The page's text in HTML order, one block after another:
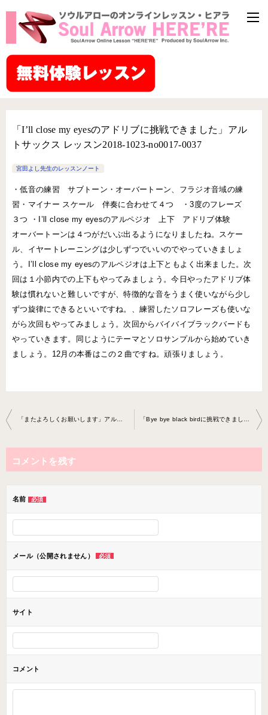
「I’ll close my eyesのアドリブに挑戦できました」アル
トサックス レッスン2018-1023-no0017-0037
宮田よし先生のレッスンノート
・低音の練習 サブトーン・オーバートーン、フラジオ音域の練
習・マイナー スケール 伴奏に合わせて４つ ・3度のフレーズ
３つ ・I’ll close my eyesのアルペジオ 上下 アドリブ体験
オーバートーンは４つがだいぶ出るようになりましたね。スケー
ル、イヤートレーニングは少しずつでいいのでやっていきましょ
う。I’ll close my eyesのアルペジオは上下ともよく出来ました。次
回は１小節内での上下もやってみましょう。今日やったアドリブ体
験は慣れないと難しいですが、特徴的な音をうまく使いながら少し
ずつ旋律にできるといいですね。、練習したソロフレーズも使いな
がら次回もやってみましょう。次回からバイバイブラックバードも
やっていきます。同じようにテーマとソロサンプルから始めていき
ましょう。12月の本番はこの２曲ですね。頑張りましょう。
投
稿
ナ
ビ
ョ
ン
「またよろしくお願いします」アルトサックスレッスン2018-1008 -no0017-0037 「Bye bye black birdに挑戦できました」アルトサックスレッスン201 8-1113-no0017-0037
コメントを残す
名前 必須
メール（公開されません） 必須
サイト
コメント